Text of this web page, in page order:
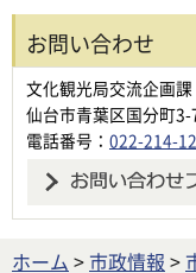
お問い合わせ
文化観光局交流企画課
仙台市青葉区国分町
電話番号： 022-214-
ホーム >市政情報 >